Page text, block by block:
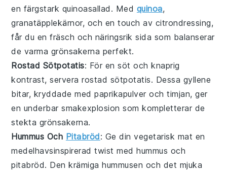
en färgstark quinoasallad . Med quinoa,
granatäpplekärnor, och en touch av citrondressing,
får du en fräsch och näringsrik sida som balanserar
de varma grönsakerna perfekt.
Rostad Sötpotatis: För en söt och knaprig
kontrast, serverarostad sötpotatis. Dessa gyllene
bitar, kryddade medpaprikapulver ochtimjan, ger
en underbar smakexplosion som kompletterar de
stekta grönsakerna.
Hummus Och Pitabröd: Ge dinvegetarisk mat en
medelhavsinspirerad twist medhummus och
pitabröd. Den krämigahummusen och det mjuka